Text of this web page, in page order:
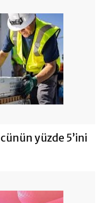
yüzde 5’ini